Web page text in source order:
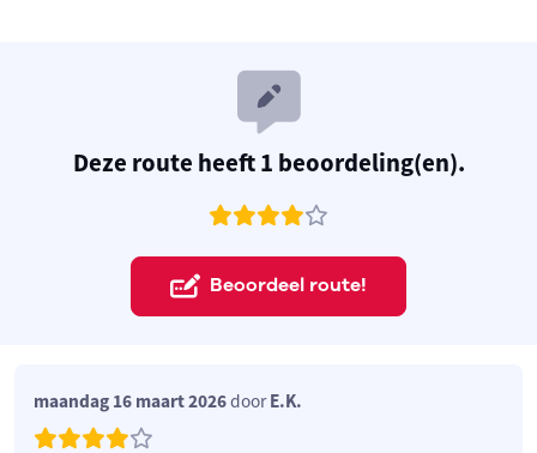
Deze route heeft 1 beoordeling(en).
Beoordeel route!
maandag 16 maart 2026doorE.K.